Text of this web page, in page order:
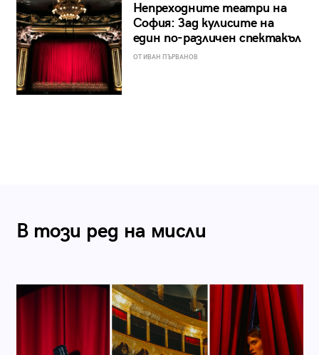
Непреходните театри на
София: Зад кулисите на
един по-различен спектакъл
ОТ ИВАН ПЪРВАНОВ
В този ред на мисли